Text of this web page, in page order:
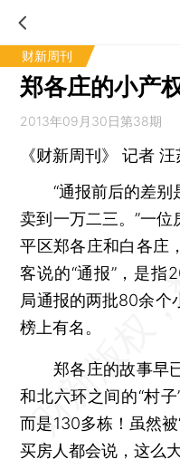
财新周刊
郑各庄的小产
2013年09月30日第38期
《财新周刊》 记者 汪
“通报前后的差别
卖到一万二三。”一
平区郑各庄和白各庄
客说的“通报”，是指
局通报的两批80余个
榜上有名。
郑各庄的故事早已
和北六环之间的“村
而是130多栋！虽然
买房人都会说，这么